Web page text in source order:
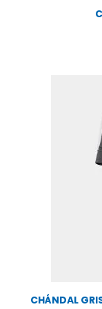
CHÁNDAL